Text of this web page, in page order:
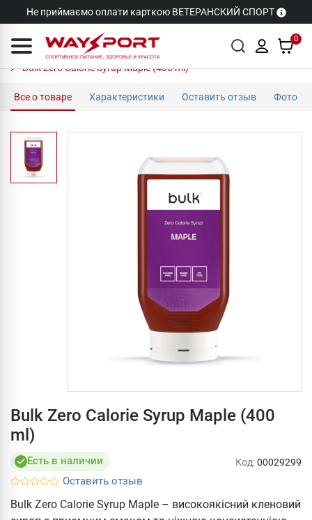
Не приймаємо оплати карткою ВЕТЕРАНСКИЙ СПОРТ
0
Bulk Zero Calorie Syrup Maple (400 ml)
Все о товаре Характеристики Оставить отзыв Фото
Bulk Zero Calorie Syrup Maple (400
ml)
Есть в наличии
Оставить отзыв
Код:00029299
Bulk Zero Calorie Syrup Maple – високоякісний кленовий